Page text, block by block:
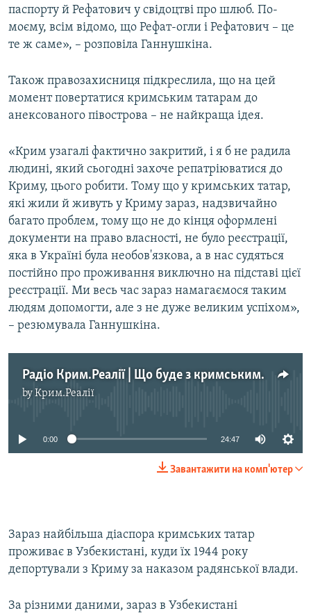
паспорту й Рефатович у свідоцтві про шлюб. По-
моєму, всім відомо, що Рефат-огли і Рефатович – це
те ж саме», – розповіла Ганнушкіна.
Також правозахисниця підкреслила, що на цей
момент повертатися кримським татарам до
анексованого півострова – не найкраща ідея.
«Крим узагалі фактично закритий, і я б не радила
людині, який сьогодні захоче репатріюватися до
Криму, цього робити. Тому що у кримських татар,
які жили й живуть у Криму зараз, надзвичайно
багато проблем, тому що не до кінця оформлені
документи на право власності, не було реєстрації,
яка в Україні була необов'язкова, а в нас судяться
постійно про проживання виключно на підставі цієї
реєстрації. Ми весь час зараз намагаємося таким
людям допомогти, але з не дуже великим успіхом»,
– резюмувала Ганнушкіна.
Радіо Крим.Реалії | Що буде з кримськими татарами в Узбекистані?
byКрим.Реалії
0:00 24:47
Завантажити на комп'ютер
Зараз найбільша діаспора кримських татар
проживає в Узбекистані, куди їх 1944 року
депортували з Криму за наказом радянської влади.
За різними даними, зараз в Узбекистані